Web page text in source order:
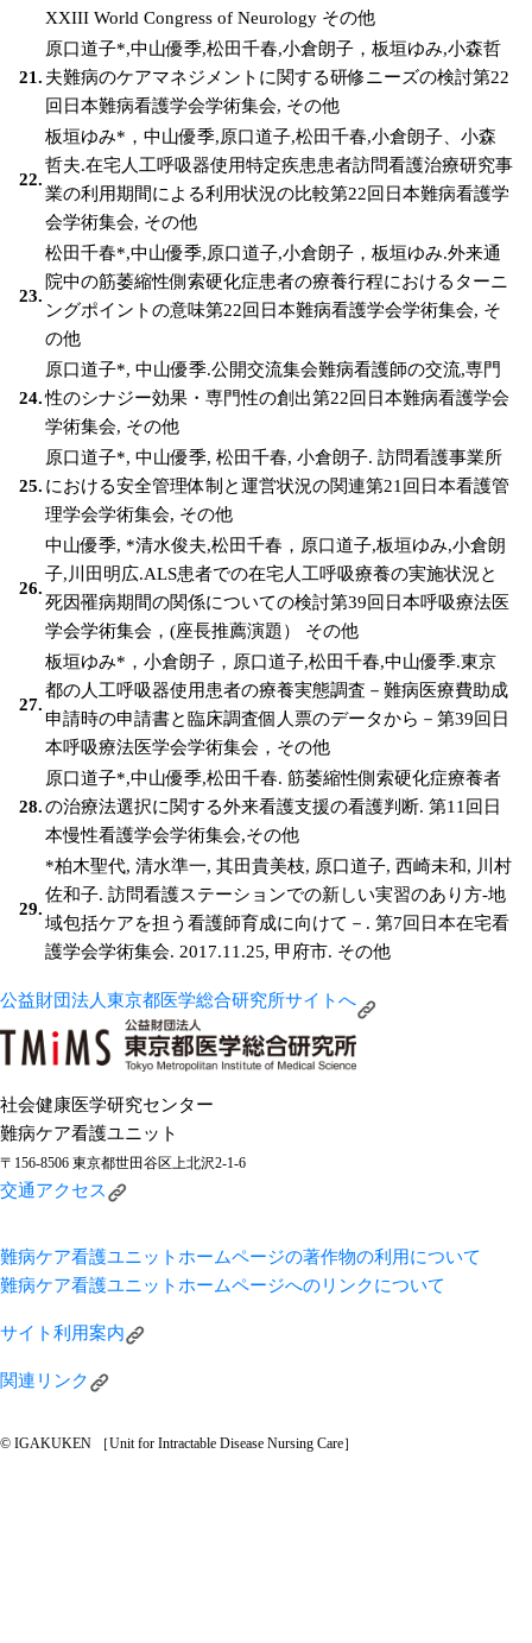
XXIII World Congress of Neurology その他
21.
原口道子*,中山優季,松田千春,小倉朗子，板垣ゆみ,小森哲
夫難病のケアマネジメントに関する研修ニーズの検討第22
回日本難病看護学会学術集会, その他
22.
板垣ゆみ*，中山優季,原口道子,松田千春,小倉朗子、小森
哲夫.在宅人工呼吸器使用特定疾患患者訪問看護治療研究事
業の利用期間による利用状況の比較第22回日本難病看護学
会学術集会, その他
23.
松田千春*,中山優季,原口道子,小倉朗子，板垣ゆみ.外来通
院中の筋萎縮性側索硬化症患者の療養行程におけるターニ
ングポイントの意味第22回日本難病看護学会学術集会, そ
の他
24.
原口道子*, 中山優季.公開交流集会難病看護師の交流,専門
性のシナジー効果・専門性の創出第22回日本難病看護学会
学術集会, その他
25.
原口道子*, 中山優季, 松田千春, 小倉朗子. 訪問看護事業所
における安全管理体制と運営状況の関連第21回日本看護管
理学会学術集会, その他
26.
中山優季, *清水俊夫,松田千春，原口道子,板垣ゆみ,小倉朗
子,川田明広.ALS患者での在宅人工呼吸療養の実施状況と
死因罹病期間の関係についての検討第39回日本呼吸療法医
学会学術集会，(座長推薦演題） その他
27.
板垣ゆみ*，小倉朗子，原口道子,松田千春,中山優季.東京
都の人工呼吸器使用患者の療養実態調査－難病医療費助成
申請時の申請書と臨床調査個人票のデータから－第39回日
本呼吸療法医学会学術集会，その他
28.
原口道子*,中山優季,松田千春. 筋萎縮性側索硬化症療養者
の治療法選択に関する外来看護支援の看護判断. 第11回日
本慢性看護学会学術集会,その他
29.
*柏木聖代, 清水準一, 其田貴美枝, 原口道子, 西崎未和, 川村
佐和子. 訪問看護ステーションでの新しい実習のあり方‐地
域包括ケアを担う看護師育成に向けて－. 第7回日本在宅看
護学会学術集会. 2017.11.25, 甲府市. その他
公益財団法人東京都医学総合研究所サイトへ
社会健康医学研究センター
難病ケア看護ユニット
〒156-8506 東京都世田谷区上北沢2-1-6
交通アクセス
難病ケア看護ユニットホームページの著作物の利用について
難病ケア看護ユニットホームページへのリンクについて
サイト利用案内
関連リンク
© IGAKUKEN ［Unit for Intractable Disease Nursing Care］